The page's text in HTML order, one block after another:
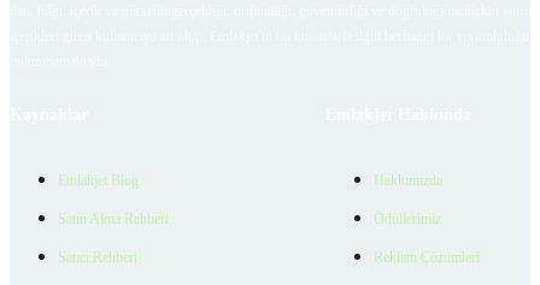
Emlakjet Blog
Satın Alma Rehberi
Satıcı Rehberi
Hakkımızda
Ödüllerimiz
Reklam Çözümleri